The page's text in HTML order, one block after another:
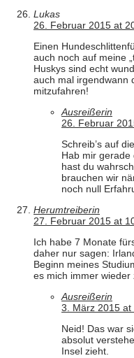
Lukas
26. Februar 2015 at
Einen
auch noch auf meine
Huskys sind echt
auch mal irgendwann
mitzufahren!
Ausreißerin
26. Februar
Schreib’s auf
Hab mir gerade
hast du
brauchen wir
noch null
Herumtreiberin
27. Februar 2015 at
Ich habe 7 Monate
daher nur sagen:
Beginn meines
es mich immer wieder
Ausreißerin
3. März 2015 at
Neid! Das war
absolut
Insel zieht.